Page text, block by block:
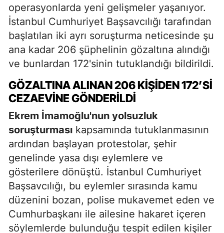
operasyonlarda yeni gelişmeler yaşanıyor.
İstanbul Cumhuriyet Başsavcılığı tarafından
başlatılan iki ayrı soruşturma neticesinde şu
ana kadar 206 şüphelinin gözaltına alındığı
ve bunlardan 172'sinin tutuklandığı bildirildi.
GÖZALTINA ALINAN 206 KİŞİDEN 172’SI
CEZAEVINE GÖNDERILDI
Ekrem İmamoğlu'nun yolsuzluk
soruşturması kapsamında tutuklanmasının
ardından başlayan protestolar, şehir
genelinde yasa dışı eylemlere ve
gösterilere dönüştü. İstanbul Cumhuriyet
Başsavcılığı, bu eylemler sırasında kamu
düzenini bozan, polise mukavemet eden ve
Cumhurbaşkanı ile ailesine hakaret içeren
söylemlerde bulunduğu tespit edilen kişiler